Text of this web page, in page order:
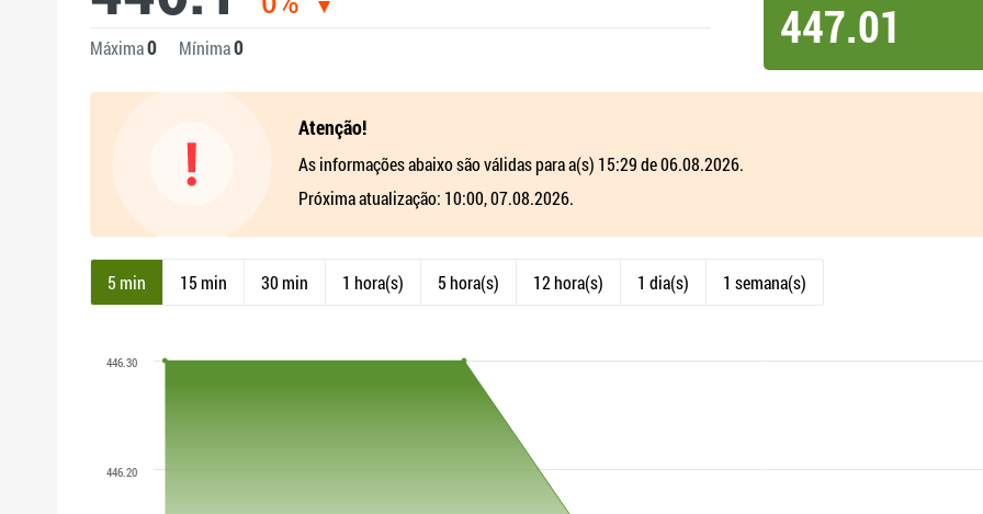
Máxima0 Mínima0 447.01
Atenção!
As informações abaixo são válidas para a(s) 15:29 de 06.08.2026.
Próxima atualização: 10:00, 07.08.2026.
5 min 15 min 30 min 1 hora(s) 5 hora(s) 12 hora(s) 1 dia(s) 1 semana(s)